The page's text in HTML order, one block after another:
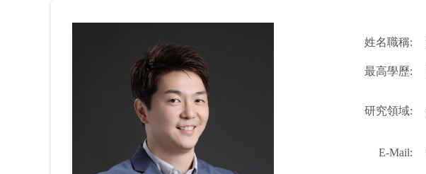
姓名職稱:
最高學歷:
研究領域:
E-Mail: